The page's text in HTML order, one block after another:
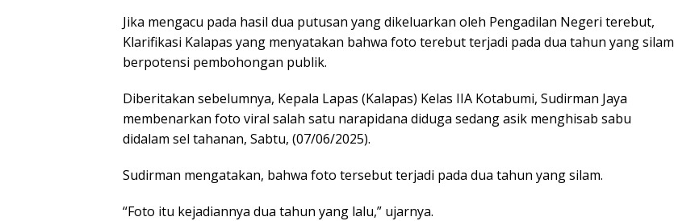
Jika mengacu pada hasil dua putusan yang dikeluarkan oleh Pengadilan Negeri terebut,
Klarifikasi Kalapas yang menyatakan bahwa foto terebut terjadi pada dua tahun yang silam
berpotensi pembohongan publik.
Diberitakan sebelumnya, Kepala Lapas (Kalapas) Kelas IIA Kotabumi, Sudirman Jaya
membenarkan foto viral salah satu narapidana diduga sedang asik menghisab sabu
didalam sel tahanan, Sabtu, (07/06/2025).
Sudirman mengatakan, bahwa foto tersebut terjadi pada dua tahun yang silam.
“Foto itu kejadiannya dua tahun yang lalu,” ujarnya.